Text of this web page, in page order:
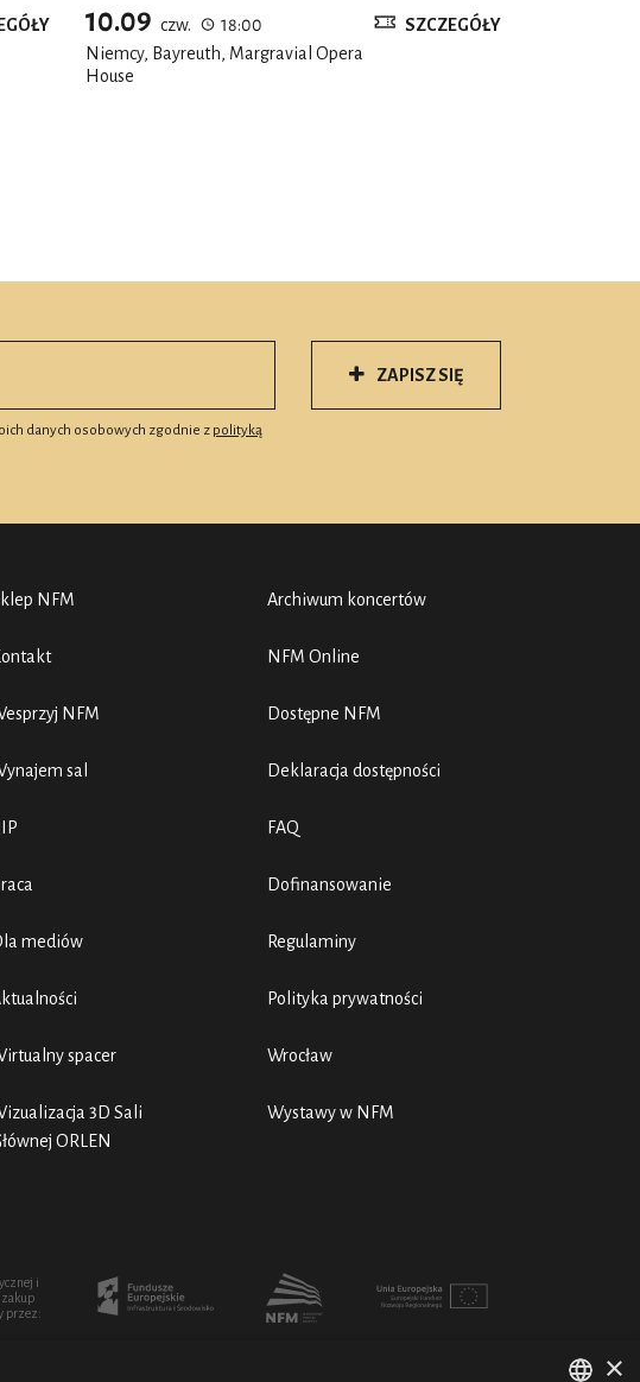
10.09 czw.
18:00
Niemcy, Bayreuth, Margravial Opera
House
SZCZEGÓŁY
danych osobowych zgodnie z polityką
ZAPISZ SIĘ
NFM
NFM
sal
mediów
spacer
3D Sali
ORLEN
Archiwum koncertów
NFM Online
Dostępne NFM
Deklaracja dostępności
FAQ
Dofinansowanie
Regulaminy
Polityka prywatności
Wrocław
Wystawy w NFM
i
przez:
×